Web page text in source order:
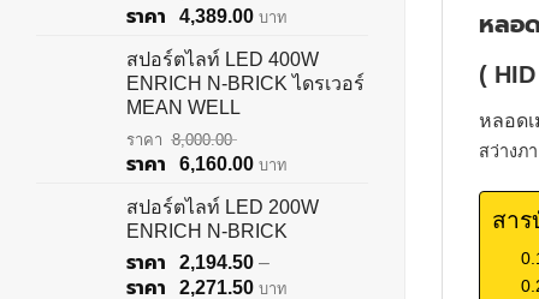
Original
was:
฿5,700.00.
4,389.00Current
is:
฿4,389.00.
บาท
สปอร์ตไลท์ LED 400W
ENRICH N-BRICK ไดรเวอร์
MEAN WELL
8,000.00
Original
was:
฿8,000.00.
6,160.00Current
is:
฿6,160.00.
บาท
สปอร์ตไลท์ LED 200W
ENRICH N-BRICK
2,194.50 –
2,271.50Price
บาท
หลอ
(
หลอด
สว่างภ
สา